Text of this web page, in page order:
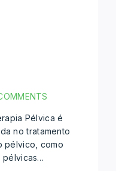
Pélvica é
no tratamento
pélvico, como
pélvicas…